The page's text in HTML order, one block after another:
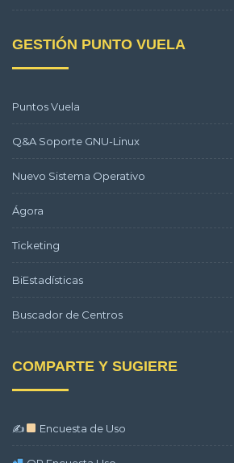
GESTIÓN PUNTO VUELA
Puntos Vuela
Q&A Soporte GNU-Linux
Nuevo Sistema Operativo
Ágora
Ticketing
BiEstadísticas
Buscador de Centros
COMPARTE Y SUGIERE
✍ Encuesta de Uso